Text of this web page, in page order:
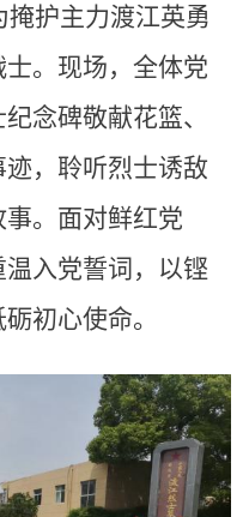
掩护主力渡江英勇
。现场，全体党
念碑敬献花篮、
，聆听烈士诱敌
。面对鲜红党
入党誓词，以铿
初心使命。